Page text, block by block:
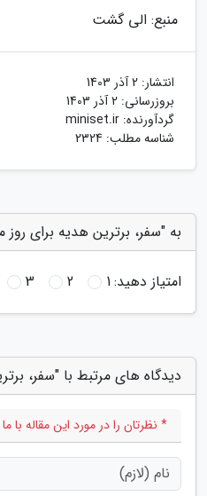
منبع: الی گشت
انتشار: 2 آذر 1403
بروزرسانی: 2 آذر 1403
گردآورنده: miniset.ir
شناسه مطلب: 2324
به "سفر، برترین هدیه برای روز
امتیاز دهید:1
2
3
دیدگاه های مرتبط با "سفر،
* نظرتان را در مورد این مقاله با